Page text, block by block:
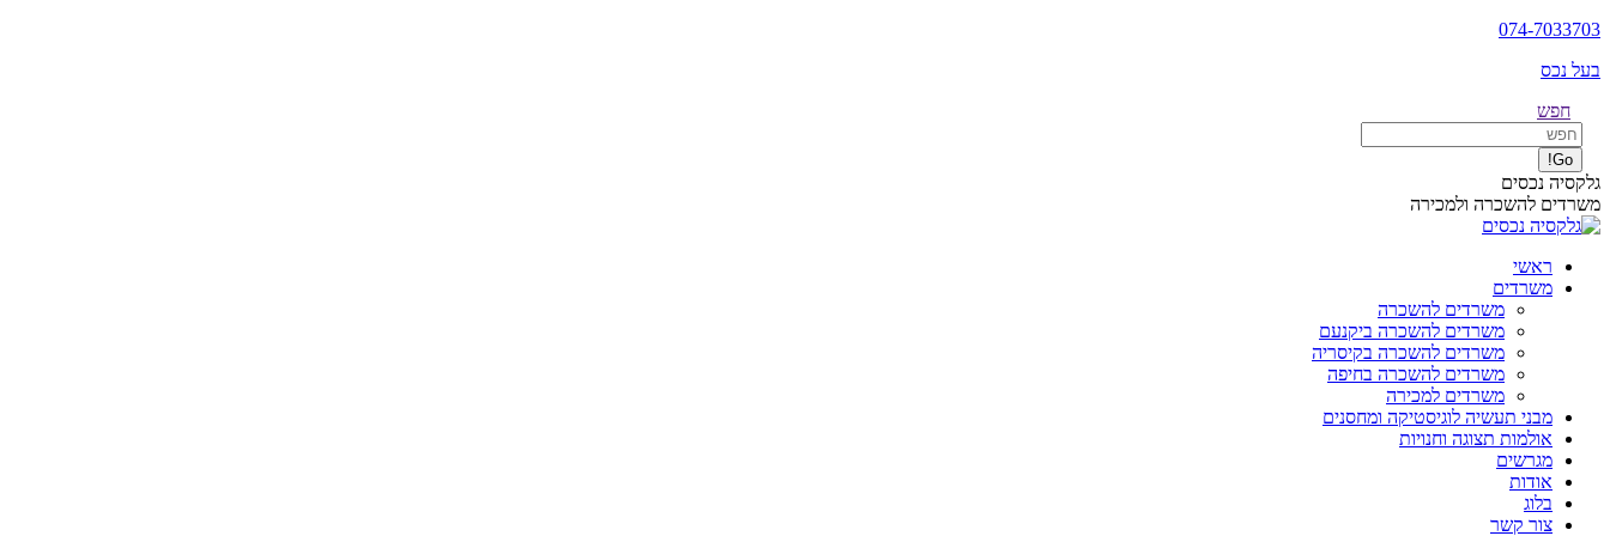
Skip
content
074-7033703
בעל נכס
Search:
חפש
גלקסיה נכסים
משרדים להשכרה ולמכירה
ראשי
משרדים
משרדים להשכרה
משרדים להשכרה ביקנעם
משרדים להשכרה בקיסריה
משרדים להשכרה בחיפה
משרדים למכירה
מבני תעשיה לוגיסטיקה ומחסנים
אולמות תצוגה וחנויות
מגרשים
אודות
בלוג
צור קשר